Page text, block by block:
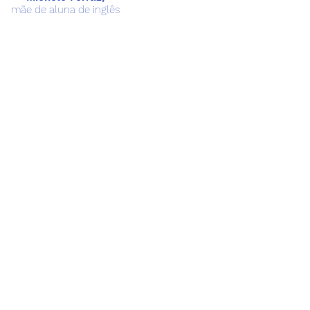
mãe de aluna de inglês